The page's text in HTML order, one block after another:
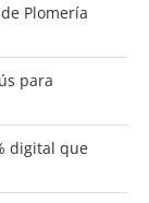
Plomería
para
digital que